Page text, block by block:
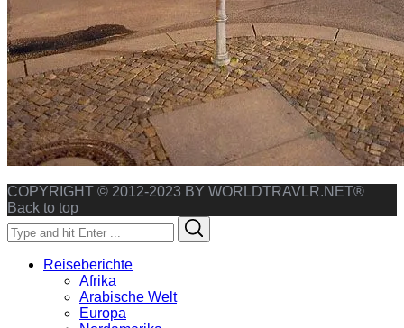
COPYRIGHT © 2012-2023 BY WORLDTRAVLR.NET®
Back to top
Search
for:
Reiseberichte
Afrika
Arabische Welt
Europa